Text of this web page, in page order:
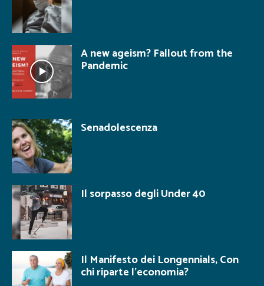
A new ageism? Fallout from the
Pandemic
Senadolescenza
Il sorpasso degli Under 40
Il Manifesto dei Longennials, Con
chi riparte l’economia?